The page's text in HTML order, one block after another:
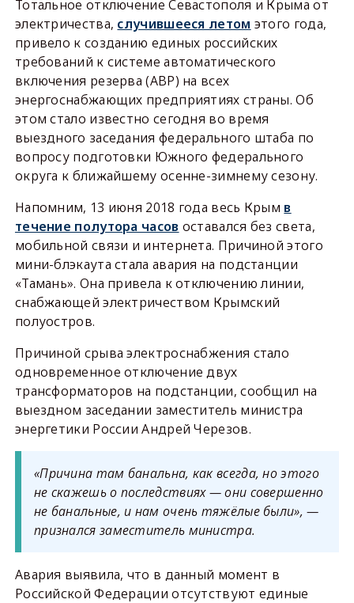
Тотальное отключение Севастополя и Крыма от
электричества, случившееся летом этого года,
привело к созданию единых российских
требований к системе автоматического
включения резерва (АВР) на всех
энергоснабжающих предприятиях страны. Об
этом стало известно сегодня во время
выездного заседания федерального штаба по
вопросу подготовки Южного федерального
округа к ближайшему осенне-зимнему сезону.
Напомним, 13 июня 2018 года весь Крым в
течение полутора часов оставался без света,
мобильной связи и интернета. Причиной этого
мини-блэкаута стала авария на подстанции
«Тамань». Она привела к отключению линии,
снабжающей электричеством Крымский
полуостров.
Причиной срыва электроснабжения стало
одновременное отключение двух
трансформаторов на подстанции, сообщил на
выездном заседании заместитель министра
энергетики России Андрей Черезов.
«Причина там банальна, как всегда, но этого
не скажешь о последствиях — они совершенно
не банальные, и нам очень тяжёлые были», —
признался заместитель министра.
Авария выявила, что в данный момент в
Российской Федерации отсутствуют единые